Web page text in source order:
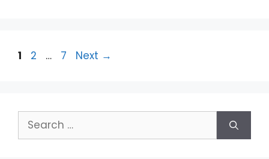
Page
1 Page
2 … Page
7 Next →
Search
for: